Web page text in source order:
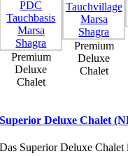
Premium
Deluxe
Chalet
Premium
Deluxe
Chalet
Superior Deluxe Chalet
Das Superior Deluxe